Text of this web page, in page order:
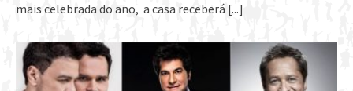
mais celebrada do ano, a casa receberá [...]